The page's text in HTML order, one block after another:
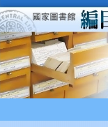
移至主內容